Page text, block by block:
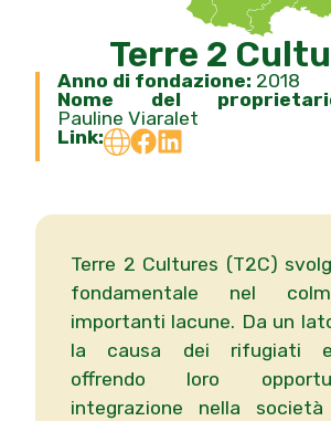
Terre 2
Anno di fondazione: 2018
Nome del
Pauline Viaralet
Link:
Terre 2 Cultures (T2C)
fondamentale nel
importanti lacune. Da un
la causa dei rifugiati
offrendo loro
integrazione nella società